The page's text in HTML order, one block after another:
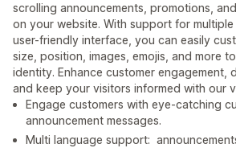
scrolling announcements, promotions,
on your website. With support for
user-friendly interface, you can easily
size, position, images, emojis, and more
identity. Enhance customer engagement,
and keep your visitors informed with our
Engage customers with eye-catching
announcement messages.
Multi language support: